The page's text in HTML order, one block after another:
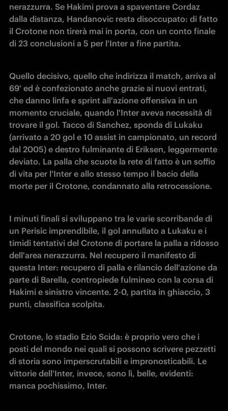
nerazzurra. Se Hakimi prova a spaventare Cordaz
dalla distanza, Handanovic resta disoccupato: di fatto
il Crotone non tirerà mai in porta, con un conto finale
di 23 conclusioni a 5 per l'Inter a fine partita.
Quello decisivo, quello che indirizza il match, arriva al
69' ed è confezionato anche grazie ai nuovi entrati,
che danno linfa e sprint all'azione offensiva in un
momento cruciale, quando l'Inter aveva necessità di
trovare il gol. Tacco di Sanchez, sponda di Lukaku
(arrivato a 20 gol e 10 assist in campionato, un record
dal 2005) e destro fulminante di Eriksen, leggermente
deviato. La palla che scuote la rete di fatto è un soffio
di vita per l'Inter e allo stesso tempo il bacio della
morte per il Crotone, condannato alla retrocessione.
I minuti finali si sviluppano tra le varie scorribande di
un Perisic imprendibile, il gol annullato a Lukaku e i
timidi tentativi del Crotone di portare la palla a ridosso
dell'area nerazzurra. Nel recupero il manifesto di
questa Inter: recupero di palla e rilancio dell'azione da
parte di Barella, contropiede fulmineo con la corsa di
Hakimi e sinistro vincente. 2-0, partita in ghiaccio, 3
punti, classifica scolpita.
Crotone, lo stadio Ezio Scida: è proprio vero che i
posti del mondo nei quali si possono scrivere pezzetti
di storia sono imperscrutabili e impronosticabili. Le
vittorie dell'Inter, invece, sono lì, belle, evidenti:
manca pochissimo, Inter.